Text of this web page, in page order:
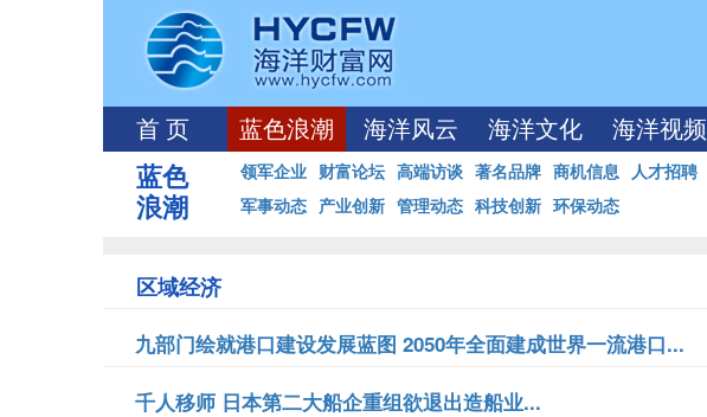
首 页 蓝色浪潮 海洋风云 海洋文化 海洋视频
蓝色
浪潮
领军企业 财富论坛 高端访谈 著名品牌 商机信息 人才招聘
军事动态 产业创新 管理动态 科技创新 环保动态
区域经济
九部门绘就港口建设发展蓝图 2050年全面建成世界一流港口...
千人移师 日本第二大船企重组欲退出造船业...